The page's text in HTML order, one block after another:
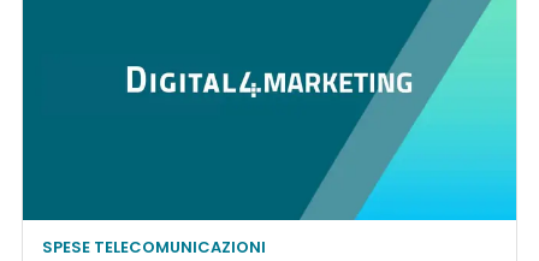
SPESE TELECOMUNICAZIONI